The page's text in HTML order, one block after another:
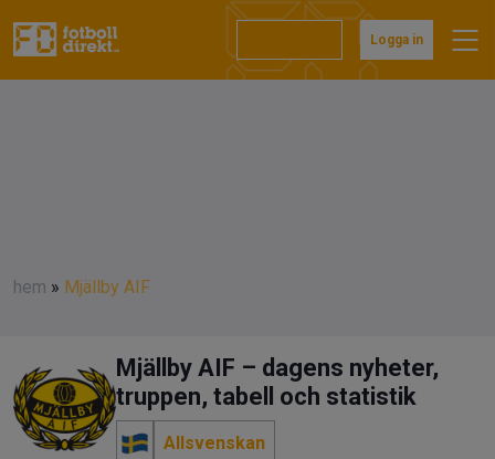
Logga in
hem » Mjällby AIF
Mjällby AIF – dagens nyheter,
truppen, tabell och statistik
Allsvenskan